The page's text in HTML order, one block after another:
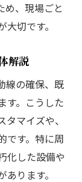
め、現場ごと
切です。
解説
線の確保、既
す。こうした
マイズや、
です。特に周
化した設備や
ります。